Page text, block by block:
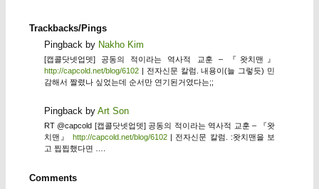
Trackbacks/Pings
Pingback by Nakho Kim
[캡콜닷넷업뎃] 공동의 적이라는 역사적 교훈 – 『왓치맨』
http://capcold.net/blog/6102| 전자신문 칼럼. 내용이(늘 그렇듯) 민
감해서 짤렸나 싶었는데 순서만 연기된거였다는;;
Pingback by Art Son
RT @capcold [캡콜닷넷업뎃] 공동의 적이라는 역사적 교훈 – 『왓
치맨』
http://capcold.net/blog/6102| 전자신문 칼럼. :왓치맨을 보
고 찝찝했다면 ….
Comments